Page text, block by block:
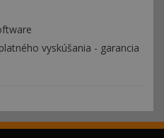
vyskúšania - garancia